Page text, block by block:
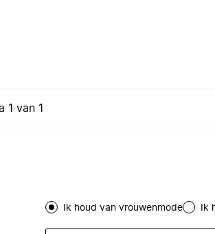
1 van 1
Ik houd van vrouwenmode Ik